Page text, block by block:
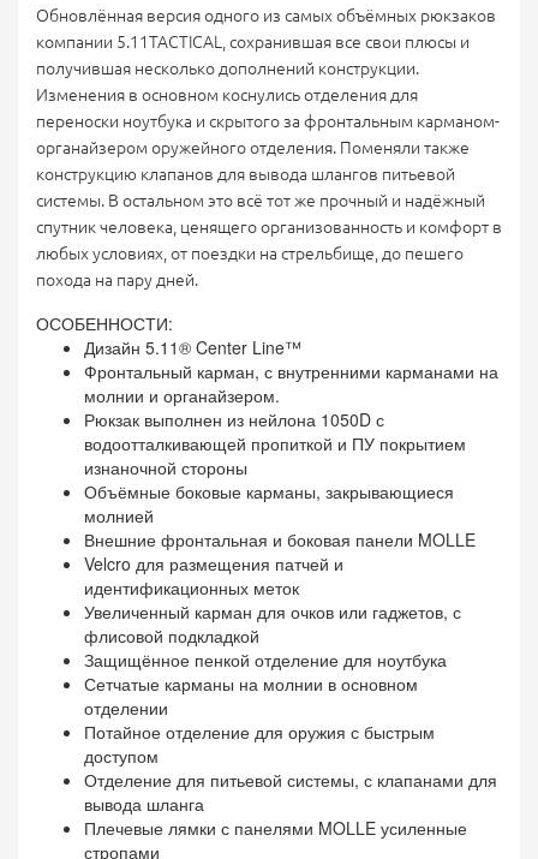
Обновлённая версия одного из самых объёмных рюкзаков
компании 5.11TACTICAL, сохранившая все свои плюсы и
получившая несколько дополнений конструкции.
Изменения в основном коснулись отделения для
переноски ноутбука и скрытого за фронтальным карманом-
органайзером оружейного отделения. Поменяли также
конструкцию клапанов для вывода шлангов питьевой
системы. В остальном это всё тот же прочный и надёжный
спутник человека, ценящего организованность и комфорт в
любых условиях, от поездки на стрельбище, до пешего
похода на пару дней.
ОСОБЕННОСТИ:
Дизайн 5.11® Center Line™
Фронтальный карман, с внутренними карманами на
молнии и органайзером.
Рюкзак выполнен из нейлона 1050D с
водоотталкивающей пропиткой и ПУ покрытием
изнаночной стороны
Объёмные боковые карманы, закрывающиеся
молнией
Внешние фронтальная и боковая панели MOLLE
Velcro для размещения патчей и
идентификационных меток
Увеличенный карман для очков или гаджетов, с
флисовой подкладкой
Защищённое пенкой отделение для ноутбука
Сетчатые карманы на молнии в основном
отделении
Потайное отделение для оружия с быстрым
доступом
Отделение для питьевой системы, с клапанами для
вывода шланга
Плечевые лямки с панелями MOLLE усиленные
стропами